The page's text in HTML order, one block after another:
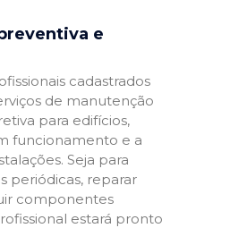
e
cadastrados
de manutenção
para edifícios,
funcionamento e a
Seja para
periódicas, reparar
componentes
estará pronto